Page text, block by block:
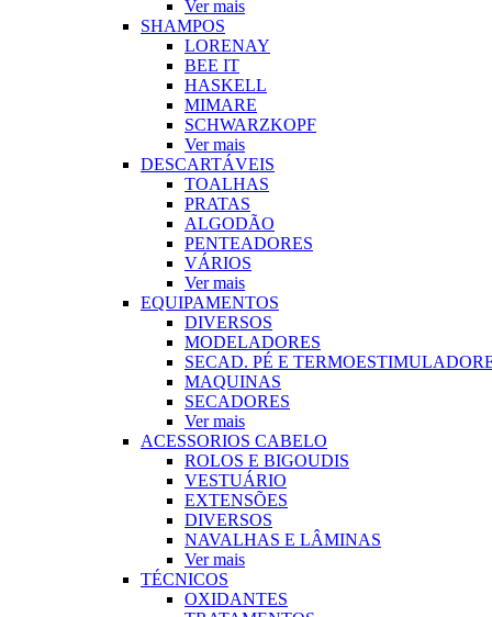
Ver mais
SHAMPOS
LORENAY
BEE IT
HASKELL
MIMARE
SCHWARZKOPF
Ver mais
DESCARTÁVEIS
TOALHAS
PRATAS
ALGODÃO
PENTEADORES
VÁRIOS
Ver mais
EQUIPAMENTOS
DIVERSOS
MODELADORES
SECAD. PÉ E
MAQUINAS
SECADORES
Ver mais
ACESSORIOS CABELO
ROLOS E BIGOUDIS
VESTUÁRIO
EXTENSÕES
DIVERSOS
NAVALHAS E LÂMINAS
Ver mais
TÉCNICOS
OXIDANTES